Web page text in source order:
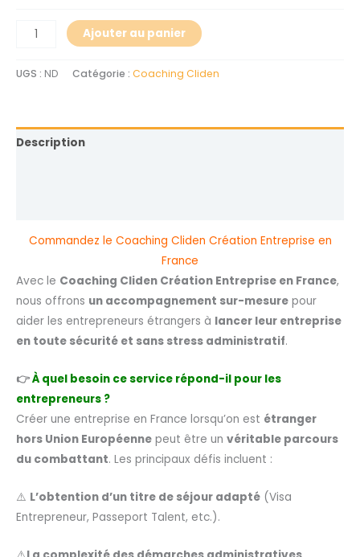
Ajouter au panier
UGS : ND Catégorie : Coaching Cliden
Description
Commandez le Coaching Cliden Création Entreprise en
France
Avec le Coaching Cliden Création Entreprise en France,
nous offrons un accompagnement sur-mesure pour
aider les entrepreneurs étrangers à lancer leur entreprise
en toute sécurité et sans stress administratif.
👉À quel besoin ce service répond-il pour les
entrepreneurs ?
Créer une entreprise en France lorsqu’on est étranger
hors Union Européenne peut être un véritable parcours
du combattant. Les principaux défis incluent :
⚠️ L’obtention d’un titre de séjour adapté (Visa
Entrepreneur, Passeport Talent, etc.).